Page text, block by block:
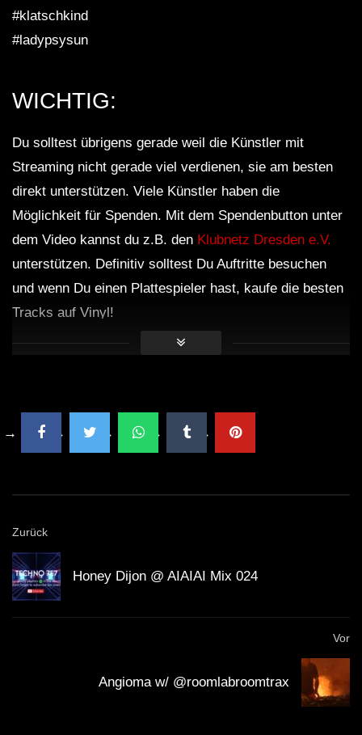
#klatschkind
#ladypsysun
WICHTIG:
Du solltest übrigens gerade weil die Künstler mit
Streaming nicht gerade viel verdienen, sie am besten
direkt unterstützen. Viele Künstler haben die
Möglichkeit für Spenden. Mit dem Spendenbutton unter
dem Video kannst du z.B. den Klubnetz Dresden e.V.
unterstützen. Definitiv solltest Du Auftritte besuchen
und wenn Du einen Plattespieler hast, kaufe die besten
Tracks auf Vinyl!
Zurück
Honey Dijon @ AIAIAI Mix 024
Vor
Angioma w/ @roomlabroomtrax